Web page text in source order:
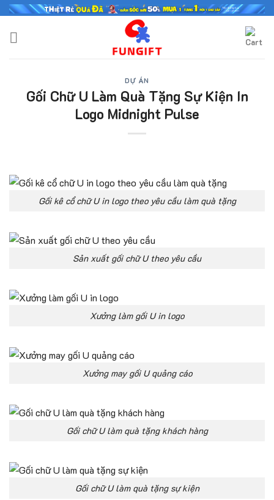
Skip
content
DỰ ÁN
Gối Chữ U Làm Quà Tặng Sự Kiện In
Logo Midnight Pulse
Gối kê cổ chữ U in logo theo yêu cầu làm quà tặng
Sản xuất gối chữ U theo yêu cầu
Xưởng làm gối U in logo
Xưởng may gối U quảng cáo
Gối chữ U làm quà tặng khách hàng
Gối chữ U làm quà tặng sự kiện